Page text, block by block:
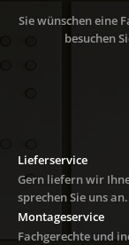
Sie wünschen eine
besuchen
Lieferservice
Gern liefern wir
sprechen Sie uns an.
Montageservice
Fachgerechte und